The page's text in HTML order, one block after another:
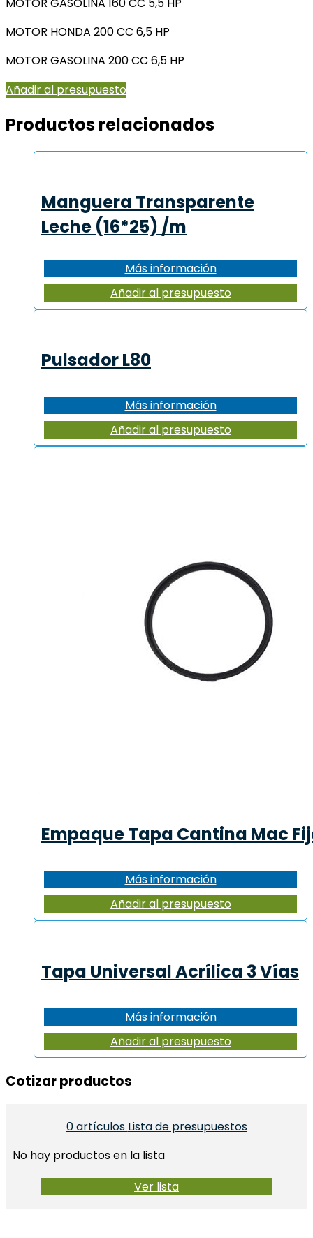
MOTOR HONDA 200 CC 6,5 HP
MOTOR GASOLINA 200 CC 6,5 HP
Añadir al presupuesto
Productos relacionados
Manguera Transparente
Leche (16*25) /m
Más información
Añadir al presupuesto
Pulsador L80
Más información
Añadir al presupuesto
Empaque Tapa Cantina Mac
Más información
Añadir al presupuesto
Tapa Universal Acrílica 3 Vías
Más información
Añadir al presupuesto
Cotizar productos​
0artículos Lista de presupuestos
No hay productos en la lista
Ver lista